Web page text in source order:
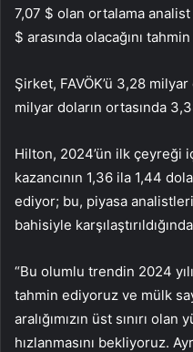
7,07 $ olan ortalama
$ arasında olacağını
Şirket, FAVÖK’ü 3,28
milyar doların ortasında
Hilton, 2024’ün ilk çeyreği
kazancının 1,36 ila 1,44
ediyor; bu, piyasa
bahisiyle
“Bu olumlu trendin 2024
tahmin ediyoruz ve mülk
aralığımızın üst sınırı
hızlanmasını bekliyoruz.